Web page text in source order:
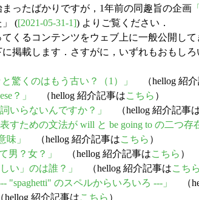
ったばかりですが，1年前の同趣旨の企画
」 ([2021-05-31-1]) よりご覧ください．
くるコンテンツをウェブ上に一般公開し
掲載します．さすがに，いずれもおもし
と驚くのはもう古い？（1）」 （hellog 紹介
？」 （hellog 紹介記事はこちら ）
いらないんですか？」 （hellog 紹介記事
すための文法が will と be going to の二つ存
味」 （hellog 紹介記事はこちら ）
男？女？」 （hellog 紹介記事はこちら ）
い」のは誰？」 （hellog 紹介記事はこちら
"spaghetti" のスペルからいろいろ ---」 （
紹介記事はこちら ）